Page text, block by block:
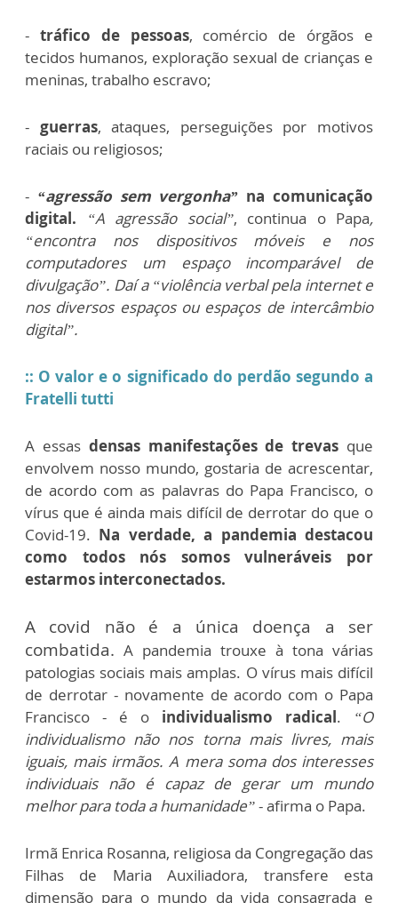
- tráfico de pessoas, comércio de órgãos e
tecidos humanos, exploração sexual de crianças e
meninas, trabalho escravo;
- guerras, ataques, perseguições por motivos
raciais ou religiosos;
- “agressão sem vergonha” na comunicação
digital.
“A agressão social”, continua o Papa,
“encontra nos dispositivos móveis e nos
computadores um espaço incomparável de
divulgação”. Daí a “violência verbal pela internet e
nos diversos espaços ou espaços de intercâmbio
digital”.
:: O valor e o significado do perdão segundo a
Fratelli tutti
A essas densas manifestações de trevas que
envolvem nosso mundo, gostaria de acrescentar,
de acordo com as palavras do Papa Francisco, o
vírus que é ainda mais difícil de derrotar do que o
Covid-19. Na verdade, a pandemia destacou
como todos nós somos vulneráveis ​​por
estarmos interconectados.
A covid não é a única doença a ser
combatida. A pandemia trouxe à tona várias
patologias sociais mais amplas. O vírus mais difícil
de derrotar - novamente de acordo com o Papa
Francisco - é o individualismo radical. “O
individualismo não nos torna mais livres, mais
iguais, mais irmãos. A mera soma dos interesses
individuais não é capaz de gerar um mundo
melhor para toda a humanidade”- afirma o Papa.
Irmã Enrica Rosanna, religiosa da Congregação das
Filhas de Maria Auxiliadora, transfere esta
dimensão para o mundo da vida consagrada e